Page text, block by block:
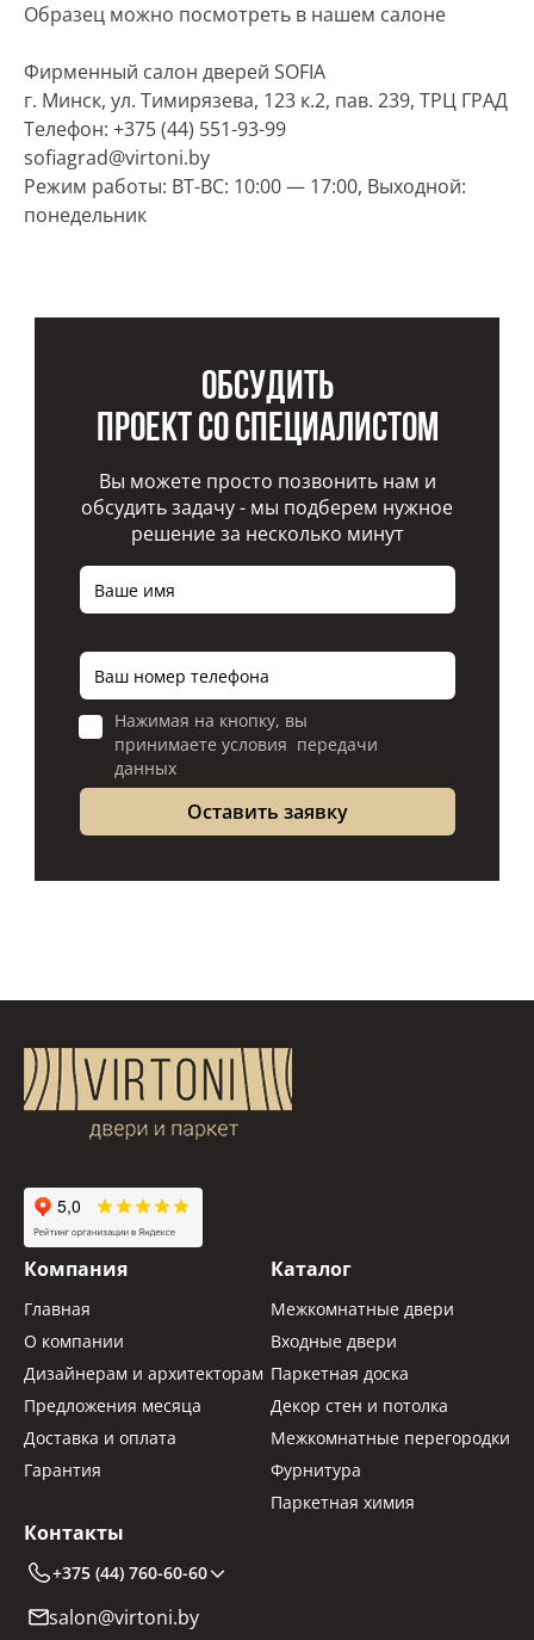
Образец можно посмотреть в нашем салоне
Фирменный салон дверей SOFIA
г. Минск, ул. Тимирязева, 123 к.2, пав. 239, ТРЦ ГРАД
Телефон: +375 (44) 551-93-99
sofiagrad@virtoni.by
Режим работы: ВТ-ВС: 10:00 — 17:00, Выходной:
понедельник
Обсудить
проект со специалистом
Вы можете просто позвонить нам и
обсудить задачу - мы подберем нужное
решение за несколько минут
Нажимая на кнопку, вы
принимаете условия передачи
данных
Компания
Главная
О компании
Дизайнерам и архитекторам
Предложения месяца
Доставка и оплата
Гарантия
Каталог
Межкомнатные двери
Входные двери
Паркетная доска
Декор стен и потолка
Межкомнатные перегородки
Фурнитура
Паркетная химия
Контакты
+375 (44) 760-60-60
salon@virtoni.by